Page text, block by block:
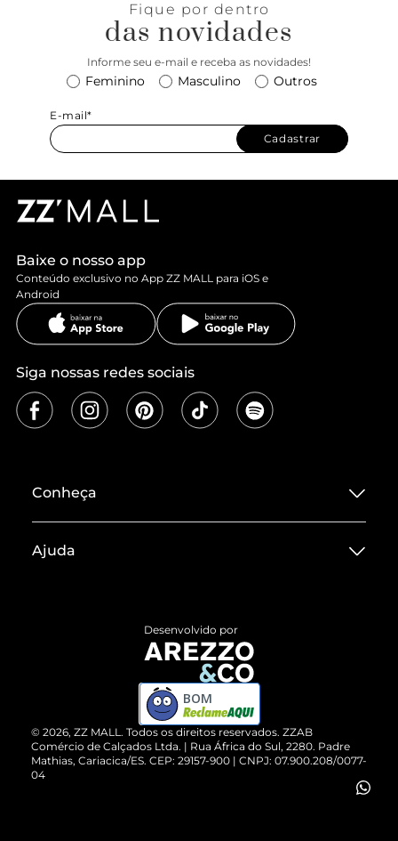
Fique por dentro
das novidades
Informe seu e-mail e receba as novidades!
Feminino Masculino Outros
E-mail*
Cadastrar
Baixe o nosso app
Conteúdo exclusivo no App ZZ MALL para iOS e
Android
Siga nossas redes sociais
Conheça
Termos de Uso
ZZ MALL é confiável
Cartão Presente
Vendas Corporativas
Ajuda
Devolução do Produto
Compre pelo WhatsApp
© 2026, ZZ MALL. Todos os direitos reservados. ZZAB
Comércio de Calçados Ltda. | Rua África do Sul, 2280. Padre
Mathias, Cariacica/ES. CEP: 29157-900 | CNPJ: 07.900.208/0077-
04
Desenvolvido por
BOM